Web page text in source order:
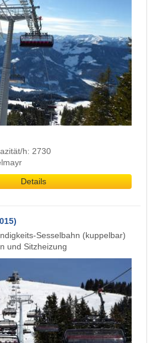
h: 2730
Details
Sesselbahn (kuppelbar)
und Sitzheizung